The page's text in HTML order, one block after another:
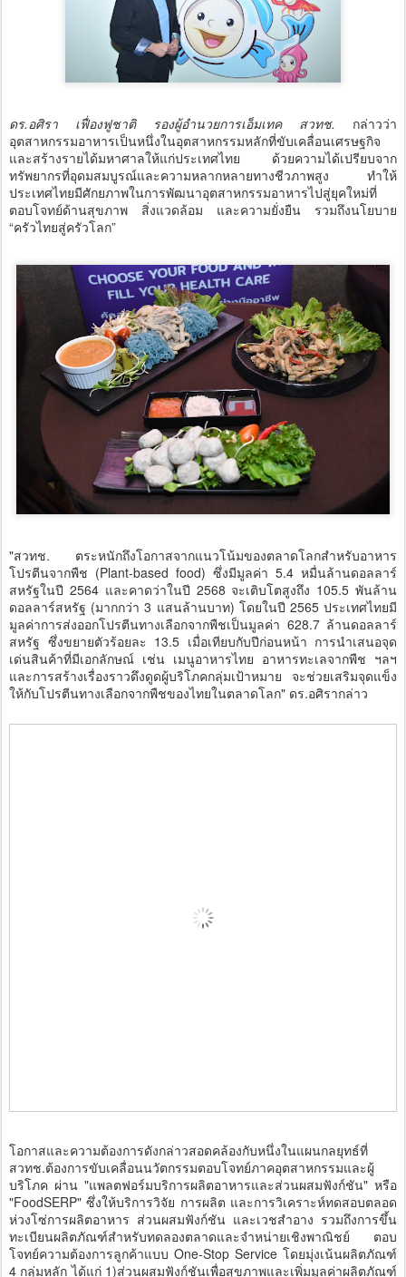
ดร.อศิรา เฟื่องฟูชาติ รองผู้อำนวยการเอ็มเทค สวทช. กล่าวว่า
อุตสาหกรรมอาหารเป็นหนึ่งในอุตสาหกรรมหลักที่ขับเคลื่อนเศรษฐกิจ
และสร้างรายได้มหาศาลให้แก่ประเทศไทย ด้วยความได้เปรียบจาก
ทรัพยากรที่อุดมสมบูรณ์และความหลากหลายทางชีวภาพสูง ทำให้
ประเทศไทยมีศักยภาพในการพัฒนาอุตสาหกรรมอาหารไปสู่ยุคใหม่ที่
ตอบโจทย์ด้านสุขภาพ สิ่งแวดล้อม และความยั่งยืน รวมถึงนโยบาย
“ครัวไทยสู่ครัวโลก”
"สวทช. ตระหนักถึงโอกาสจากแนวโน้มของตลาดโลกสำหรับอาหาร
โปรตีนจากพืช (Plant-based food) ซึ่งมีมูลค่า 5.4 หมื่นล้านดอลลาร์
สหรัฐในปี 2564 และคาดว่าในปี 2568 จะเติบโตสูงถึง 105.5 พันล้าน
ดอลลาร์สหรัฐ (มากกว่า 3 แสนล้านบาท) โดยในปี 2565 ประเทศไทยมี
มูลค่าการส่งออกโปรตีนทางเลือกจากพืชเป็นมูลค่า 628.7 ล้านดอลลาร์
สหรัฐ ซึ่งขยายตัวร้อยละ 13.5 เมื่อเทียบกับปีก่อนหน้า การนำเสนอจุด
เด่นสินค้าที่มีเอกลักษณ์ เช่น เมนูอาหารไทย อาหารทะเลจากพืช ฯลฯ
และการสร้างเรื่องราวดึงดูดผู้บริโภคกลุ่มเป้าหมาย จะช่วยเสริมจุดแข็ง
ให้กับโปรตีนทางเลือกจากพืชของไทยในตลาดโลก" ดร.อศิรากล่าว
โอกาสและความต้องการดังกล่าวสอดคล้องกับหนึ่งในแผนกลยุทธ์ที่
สวทช.ต้องการขับเคลื่อนนวัตกรรมตอบโจทย์ภาคอุตสาหกรรมและผู้
บริโภค ผ่าน "แพลตฟอร์มบริการผลิตอาหารและส่วนผสมฟังก์ชัน" หรือ
"FoodSERP" ซึ่งให้บริการวิจัย การผลิต และการวิเคราะห์ทดสอบตลอด
ห่วงโซ่การผลิตอาหาร ส่วนผสมฟังก์ชัน และเวชสำอาง รวมถึงการขึ้น
ทะเบียนผลิตภัณฑ์สำหรับทดลองตลาดและจำหน่ายเชิงพาณิชย์ ตอบ
โจทย์ความต้องการลูกค้าแบบ One-Stop Service โดยมุ่งเน้นผลิตภัณฑ์
4 กลุ่มหลัก ได้แก่ 1)ส่วนผสมฟังก์ชันเพื่อสุขภาพและเพิ่มมูลค่าผลิตภัณฑ์